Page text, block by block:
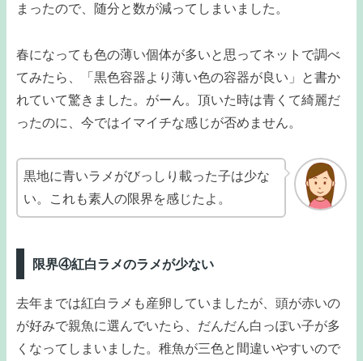
まったので、随分と数が減ってしまいました。
春になっても色の薄い個体が多いと思ってネットで調べ
てみたら、「黒色容器より薄い色の容器が良い」と書か
れていて驚きました。がーん。頂いた時は青くて綺麗だ
ったのに、今ではイマイチな感じが否めません。
黒地に青いラメがびっしり載った子は少な
い。これも素人の限界を感じたよ。
限界④紅白ラメのラメが少ない
去年までは紅白ラメも産卵していましたが、頭が赤いの
が好みで親魚に選んでいたら、だんだん白っぽい子が多
くなってしまいました。稚魚が三色と間違いやすいので